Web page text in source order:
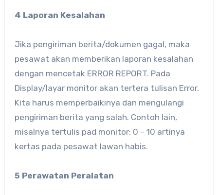
4 Laporan Kesalahan
Jika pengiriman berita/dokumen gagal, maka
pesawat akan memberikan laporan kesalahan
dengan mencetak ERROR REPORT. Pada
Display/layar monitor akan tertera tulisan Error.
Kita harus memperbaikinya dan mengulangi
pengiriman berita yang salah. Contoh lain,
misalnya tertulis pad monitor: 0 – 10 artinya
kertas pada pesawat lawan habis.
5 Perawatan Peralatan